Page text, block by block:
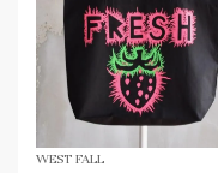
WEST FALL